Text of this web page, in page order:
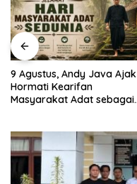
35.936 Anak Muda Main
Bareng di Kapolri Cup 2026,
Wakapolri: Jangan Cuma